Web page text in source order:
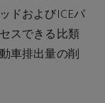
ドおよびICEパ
スできる比類
車排出量の削